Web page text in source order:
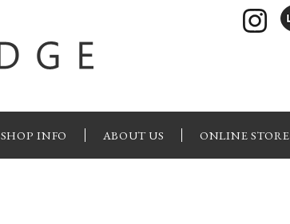
SHOP INFO ABOUT US ONLINE STORE